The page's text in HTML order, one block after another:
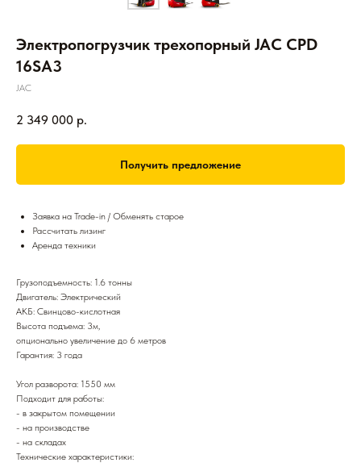
Электропогрузчик трехопорный JAC CPD
16SA3
JAC
2 349 000 р.
Получить предложение
Заявка на Trade-in / Обменять старое
Рассчитать лизинг
Аренда техники
Грузоподъемность: 1.6 тонны
Двигатель: Электрический
АКБ: Свинцово-кислотная
Высота подъема: 3м,
опционально увеличение до 6 метров
Гарантия: 3 года
Угол разворота: 1550 мм
Подходит для работы:
- в закрытом помещении
- на производстве
- на складах
Технические характеристики: